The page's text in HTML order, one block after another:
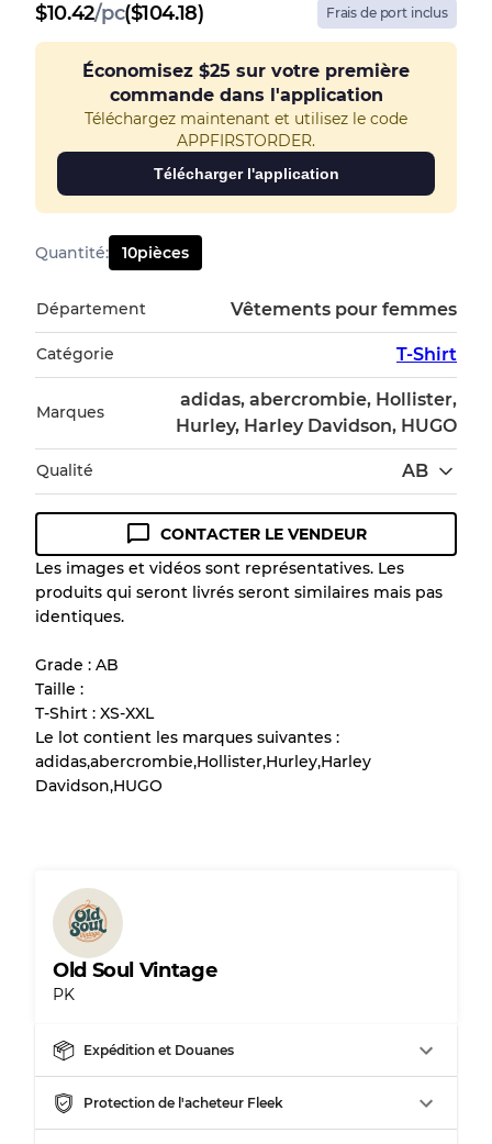
$10.42/pc($104.18) Frais de port inclus
Économisez $25 sur votre première
commande dans l'application
Téléchargez maintenant et utilisez le code
APPFIRSTORDER.
Télécharger l'application
Quantité: 10pièces
Département Vêtements pour femmes
Catégorie T-Shirt
Marques
adidas, abercrombie, Hollister,
Hurley, Harley Davidson, HUGO
Qualité AB
Guide des conditions
Tous les produits incluent un niveau de
qualité pour comprendre l'état et l'apparence
en raison de la vente en gros
Notre système à 3 niveaux
Qualité B
Répartition pour ratios mixtes
CONTACTER LE VENDEUR
Les images et vidéos sont représentatives. Les
produits qui seront livrés seront similaires mais pas
identiques.
Grade : AB
Taille :
T-Shirt : XS-XXL
Le lot contient les marques suivantes :
adidas,abercrombie,Hollister,Hurley,Harley
Davidson,HUGO
Old Soul Vintage
PK
Expédition et Douanes
Protection de l'acheteur Fleek